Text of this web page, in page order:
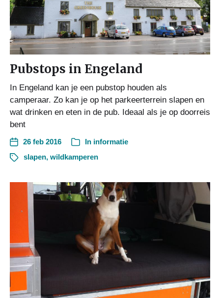
Pubstops in Engeland
In Engeland kan je een pubstop houden als
camperaar. Zo kan je op het parkeerterrein slapen en
wat drinken en eten in de pub. Ideaal als je op doorreis
bent
26 feb 2016 In informatie
slapen, wildkamperen